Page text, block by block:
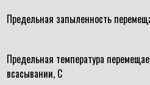
Предельная запыленность
Предельная температура
всасывании, С